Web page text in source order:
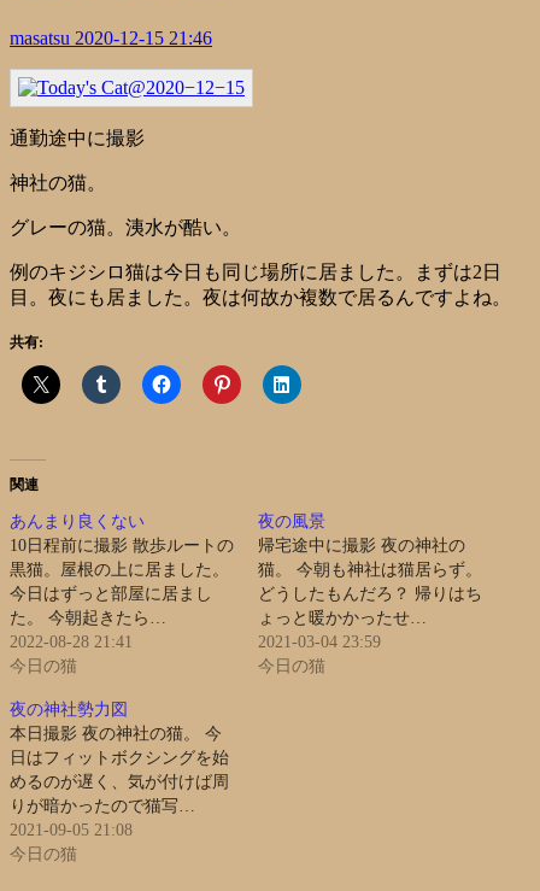
masatsu 2020-12-15 21:46
通勤途中に撮影
神社の猫。
グレーの猫。洟水が酷い。
例のキジシロ猫は今日も同じ場所に居ました。まずは2日
目。夜にも居ました。夜は何故か複数で居るんですよね。
共有:
関連
あんまり良くない
10日程前に撮影 散歩ルートの
黒猫。屋根の上に居ました。
今日はずっと部屋に居まし
た。 今朝起きたら…
2022-08-28 21:41
今日の猫
夜の風景
帰宅途中に撮影 夜の神社の
猫。 今朝も神社は猫居らず。
どうしたもんだろ？ 帰りはち
ょっと暖かかったせ…
2021-03-04 23:59
今日の猫
夜の神社勢力図
本日撮影 夜の神社の猫。 今
日はフィットボクシングを始
めるのが遅く、気が付けば周
りが暗かったので猫写…
2021-09-05 21:08
今日の猫